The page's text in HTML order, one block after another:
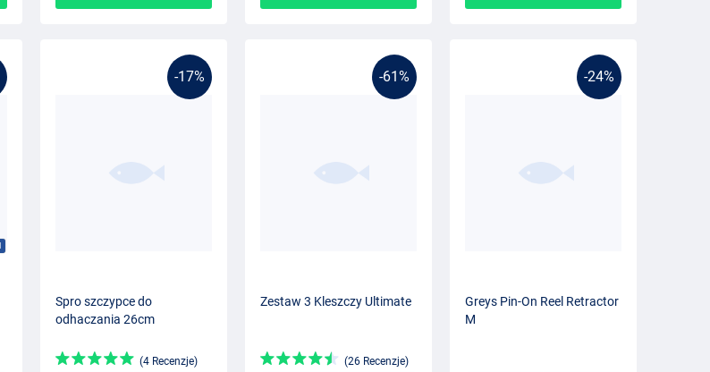
-17%
Spro szczypce do
odhaczania 26cm
(4 Recenzje)
-61%
Zestaw 3 Kleszczy Ultimate
(26 Recenzje)
-24%
Greys Pin-On Reel Retractor
M